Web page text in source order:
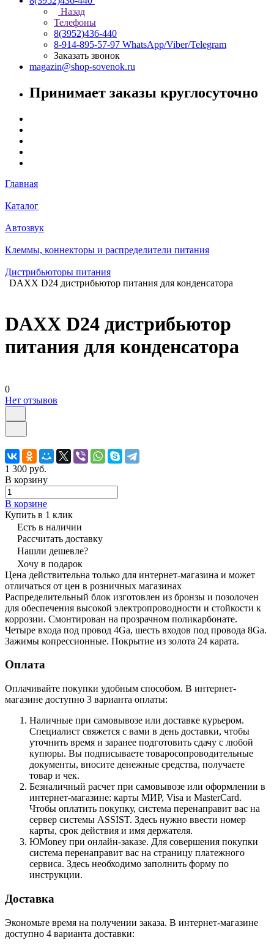
Назад
Телефоны
8(3952)436-440
8-914-895-57-97 WhatsApp/Viber/Telegram
Заказать звонок
magazin@shop-sovenok.ru
Принимает заказы круглосуточно
Главная
Каталог
Автозвук
Клеммы, коннекторы и распределители питания
Дистрибьюторы питания
DAXX D24 дистрибьютор питания для конденсатора
DAXX D24 дистрибьютор
питания для конденсатора
0
Нет отзывов
1 300 руб.
В корзину
В корзине
Купить в 1 клик
Есть в наличии
Рассчитать доставку
Нашли дешевле?
Хочу в подарок
Цена действительна только для интернет-магазина и может
отличаться от цен в розничных магазинах
Распределительный блок изготовлен из бронзы и позолочен
для обеспечения высокой электропроводности и стойкости к
коррозии. Смонтирован на прозрачном поликарбонате.
Четыре входа под провод 4Ga, шесть входов под провода 8Ga.
Зажимы копрессионные. Покрытие из золота 24 карата.
Оплата
Оплачивайте покупки удобным способом. В интернет-
магазине доступно 3 варианта оплаты:
Наличные при самовывозе или доставке курьером.
Специалист свяжется с вами в день доставки, чтобы
уточнить время и заранее подготовить сдачу с любой
купюры. Вы подписываете товаросопроводительные
документы, вносите денежные средства, получаете
товар и чек.
Безналичный расчет при самовывозе или оформлении в
интернет-магазине: карты МИР, Visa и MasterCard.
Чтобы оплатить покупку, система перенаправит вас на
сервер системы ASSIST. Здесь нужно ввести номер
карты, срок действия и имя держателя.
ЮMoney при онлайн-заказе. Для совершения покупки
система перенаправит вас на страницу платежного
сервиса. Здесь необходимо заполнить форму по
инструкции.
Доставка
Экономьте время на получении заказа. В интернет-магазине
доступно 4 варианта доставки: